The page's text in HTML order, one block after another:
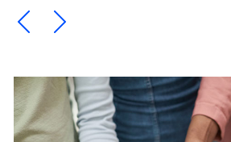
Ein Element zurück blättern
Ein Element weiter blättern